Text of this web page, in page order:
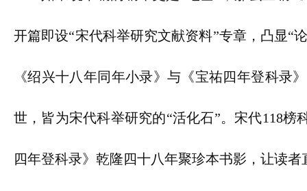
开篇即设“宋代科举研究文献资料”专章，凸显“
《绍兴十八年同年小录》与《宝祐四年登科
世，皆为宋代科举研究的“活化石”。宋代118
四年登科录》乾隆四十八年聚珍本书影，让读